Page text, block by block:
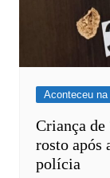
Aconteceu na
Criança
rosto após
polícia